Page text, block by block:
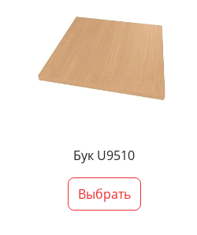
Бук U9510
Выбрать